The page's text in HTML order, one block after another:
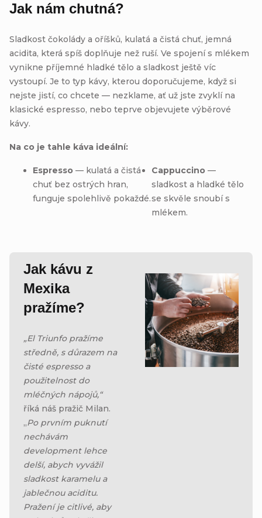
Jak nám chutná?
Sladkost čokolády a oříšků, kulatá a čistá chuť, jemná
acidita, která spíš doplňuje než ruší. Ve spojení s mlékem
vynikne příjemné hladké tělo a sladkost ještě víc
vystoupí. Je to typ kávy, kterou doporučujeme, když si
nejste jistí, co chcete — nezklame, ať už jste zvyklí na
klasické espresso, nebo teprve objevujete výběrové
kávy.
Na co je tahle káva ideální:
Espresso — kulatá a čistá
chuť bez ostrých hran,
funguje spolehlivě pokaždé.
Cappuccino —
sladkost a hladké tělo
se skvěle snoubí s
mlékem.
Jak kávu z
Mexika
pražíme?
„El Triunfo pražíme
středně, s důrazem na
čisté espresso a
použitelnost do
mléčných nápojů,“
říká náš pražič Milan.
„Po prvním puknutí
nechávám
development lehce
delší, abych vyvážil
sladkost karamelu a
jablečnou aciditu.
Pražení je citlivé, aby